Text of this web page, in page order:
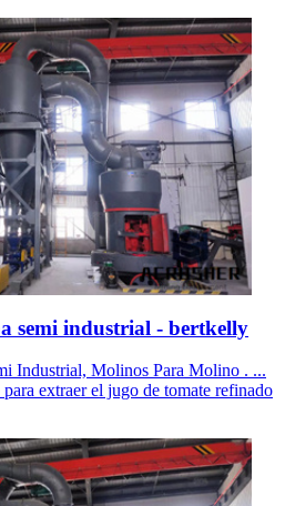
semi industrial - bertkelly
Industrial, Molinos Para Molino . ...
extraer el jugo de tomate refinado